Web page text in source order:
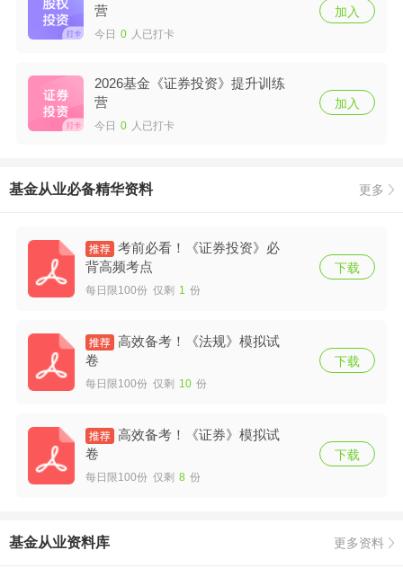
营
今日 0 人已打卡
加入
2026基金《证券投资》提升训练
营
今日 0 人已打卡
加入
基金从业必备精华资料 更多
考前必看！《证券投资》必
背高频考点
每日限100份 仅剩 1 份
下载
高效备考！《法规》模拟试
卷
每日限100份 仅剩 10 份
下载
高效备考！《证券》模拟试
卷
每日限100份 仅剩 8 份
下载
基金从业资料库 更多资料